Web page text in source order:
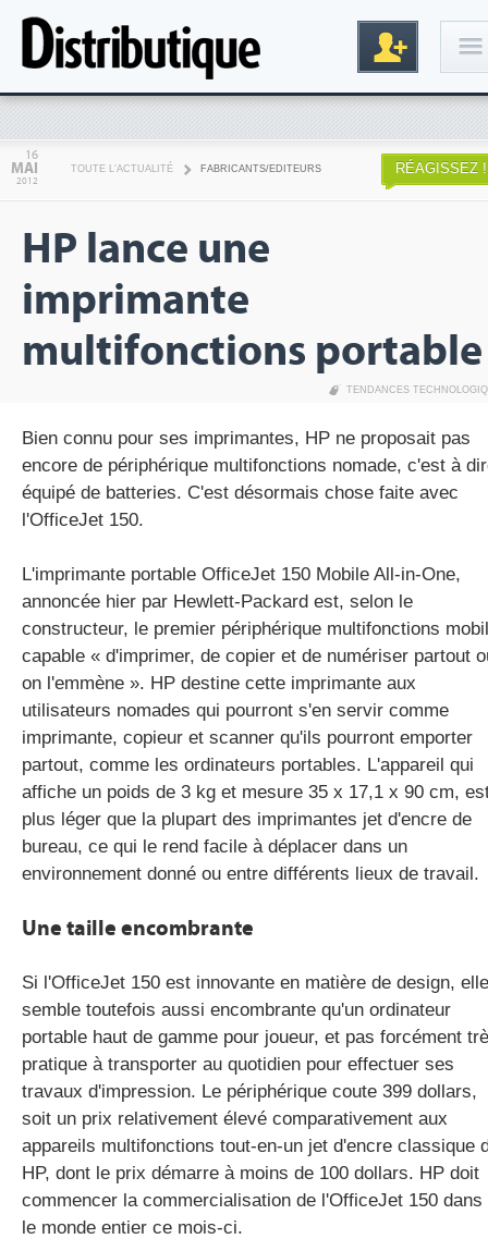
Inscription
gratuite
16
MAI
2012
TOUTE L'ACTUALITÉ FABRICANTS/EDITEURS RÉAGISSEZ !
HP lance une
imprimante
multifonctions portable
TENDANCES
Bien connu pour ses imprimantes, HP ne proposait pas
encore de périphérique multifonctions nomade, c'est à
équipé de batteries. C'est désormais chose faite avec
l'OfficeJet 150.
L'imprimante portable OfficeJet 150 Mobile All-in-One,
annoncée hier par Hewlett-Packard est, selon le
constructeur, le premier périphérique multifonctions
capable « d'imprimer, de copier et de numériser partout
on l'emmène ». HP destine cette imprimante aux
utilisateurs nomades qui pourront s'en servir comme
imprimante, copieur et scanner qu'ils pourront emporter
partout, comme les ordinateurs portables. L'appareil qui
affiche un poids de 3 kg et mesure 35 x 17,1 x 90 cm,
plus léger que la plupart des imprimantes jet d'encre de
bureau, ce qui le rend facile à déplacer dans un
environnement donné ou entre différents lieux de travail.
Une taille encombrante
Si l'OfficeJet 150 est innovante en matière de design, elle
semble toutefois aussi encombrante qu'un ordinateur
portable haut de gamme pour joueur, et pas forcément
pratique à transporter au quotidien pour effectuer ses
travaux d'impression. Le périphérique coute 399 dollars,
soit un prix relativement élevé comparativement aux
appareils multifonctions tout-en-un jet d'encre classique
HP, dont le prix démarre à moins de 100 dollars. HP doit
commencer la commercialisation de l'OfficeJet 150 dans
le monde entier ce mois-ci.